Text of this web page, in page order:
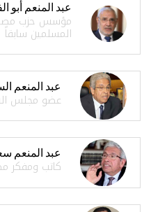
عبد المنعم أبو
مؤسس حزب مصر
المسلمين سابقاً
عبد المنعم
عضو مجلس
عبد المنعم
كاتب ومفكر